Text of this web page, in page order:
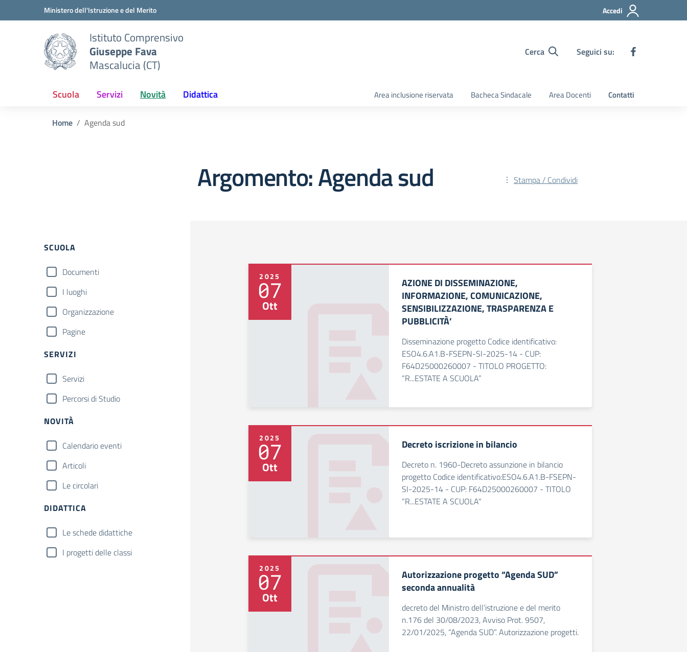
Vai ai contenuti
Vai al menu di navigazioneMinistero dell'Istruzione e del Merito Accedi
Istituto Comprensivo
Giuseppe Fava
Mascalucia (CT)
Cerca Seguici su:
Scuola Servizi Novità Didattica Area inclusione riservata Bacheca Sindacale Area Docenti Contatti
Home Agenda sud
Argomento: Agenda sud Stampa / Condividi
Filtri
SCUOLA
Documenti
I luoghi
Organizzazione
Pagine
SERVIZI
Servizi
Percorsi di Studio
NOVITÀ
Calendario eventi
Articoli
Le circolari
DIDATTICA
Le schede didattiche
I progetti delle classi
2025
07
Ott
AZIONE DI DISSEMINAZIONE,
INFORMAZIONE, COMUNICAZIONE,
SENSIBILIZZAZIONE, TRASPARENZA E
PUBBLICITÀ’
Disseminazione progetto Codice identificativo:
ESO4.6.A1.B-FSEPN-SI-2025-14 - CUP:
F64D25000260007 - TITOLO PROGETTO:
“R...ESTATE A SCUOLA”
2025
07
Ott
Decreto iscrizione in bilancio
Decreto n. 1960-Decreto assunzione in bilancio
progetto Codice identificativo:ESO4.6.A1.B-FSEPN-
SI-2025-14 - CUP: F64D25000260007 - TITOLO
“R...ESTATE A SCUOLA"
2025
07
Ott
Autorizzazione progetto “Agenda SUD”
seconda annualità
decreto del Ministro dell’istruzione e del merito
n.176 del 30/08/2023, Avviso Prot. 9507,
22/01/2025, “Agenda SUD”. Autorizzazione progetti.